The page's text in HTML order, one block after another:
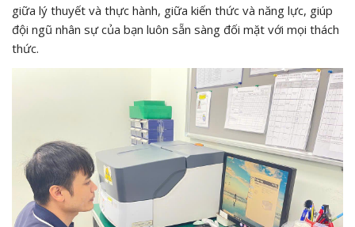
giữa lý thuyết và thực hành, giữa kiến thức và năng lực, giúp
đội ngũ nhân sự của bạn luôn sẵn sàng đối mặt với mọi thách
thức.